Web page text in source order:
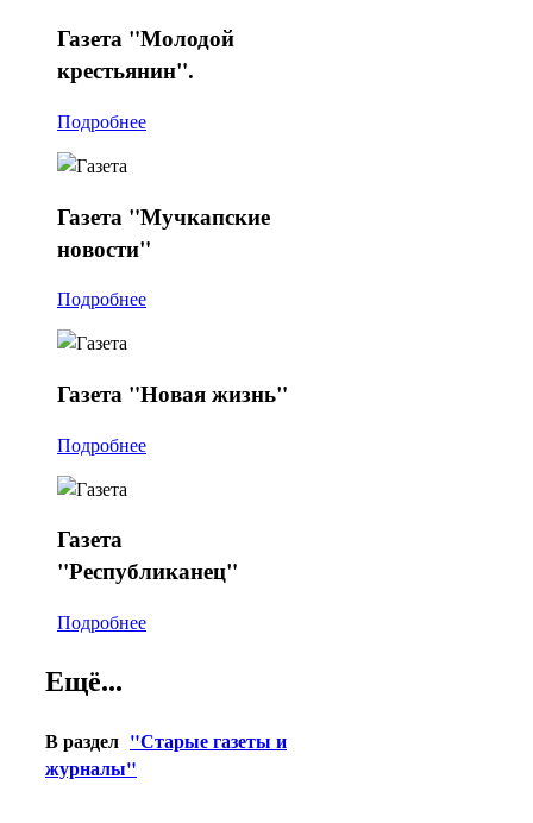
Газета "Молодой
крестьянин".
Подробнее
Газета "Мучкапские
новости"
Подробнее
Газета "Новая жизнь"
Подробнее
Газета
"Республиканец"
Подробнее
Ещё...
В раздел "Старые газеты и
журналы"